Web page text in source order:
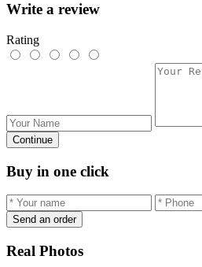
Write a review
Rating
Continue
Buy in one click
Send an order
Real Photos